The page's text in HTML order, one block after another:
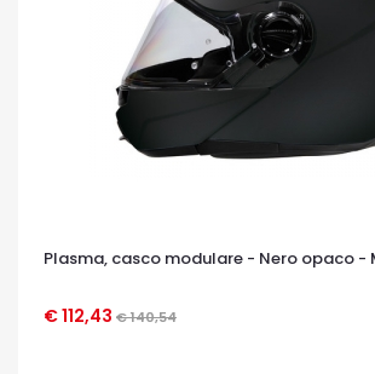
Plasma, casco modulare - Nero opaco -
€ 112,43 € 140,54
OCCHIATA VELOCE